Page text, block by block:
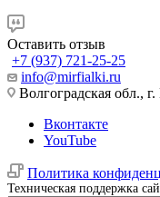
Оставить отзыв
+7 (937) 721-25-25
info@mirfialki.ru
Волгоградская обл.,
Вконтакте
YouTube
Политика
Техническая поддержка